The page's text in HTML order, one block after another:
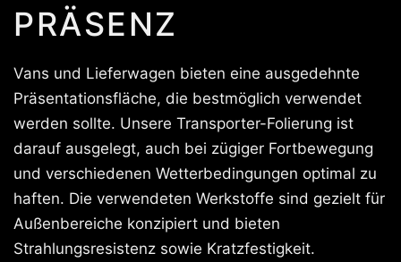
RÄSENZ
Vans und Lieferwagen bieten eine ausgedehnte
Präsentationsfläche, die bestmöglich verwendet
werden sollte. Unsere Transporter-Folierung ist
darauf ausgelegt, auch bei zügiger Fortbewegung
und verschiedenen Wetterbedingungen optimal zu
haften. Die verwendeten Werkstoffe sind gezielt für
Außenbereiche konzipiert und bieten
Strahlungsresistenz sowie Kratzfestigkeit.